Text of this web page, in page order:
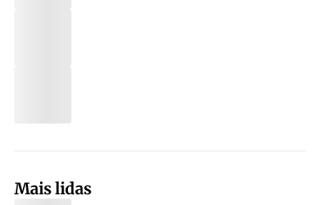
Mais lidas